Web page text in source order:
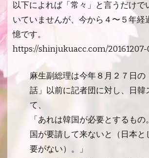
以下によれば「常々」と言うだけで
いていませんが、今から４〜５年経
憶です。
https://shinjukuacc.com/20161207-
麻生副総理は今年８月２７日の
話」以前に記者団に対し、日韓
て、
「あれは韓国が必要とするも
国が要請して来ないと（日本と
要がない）。」